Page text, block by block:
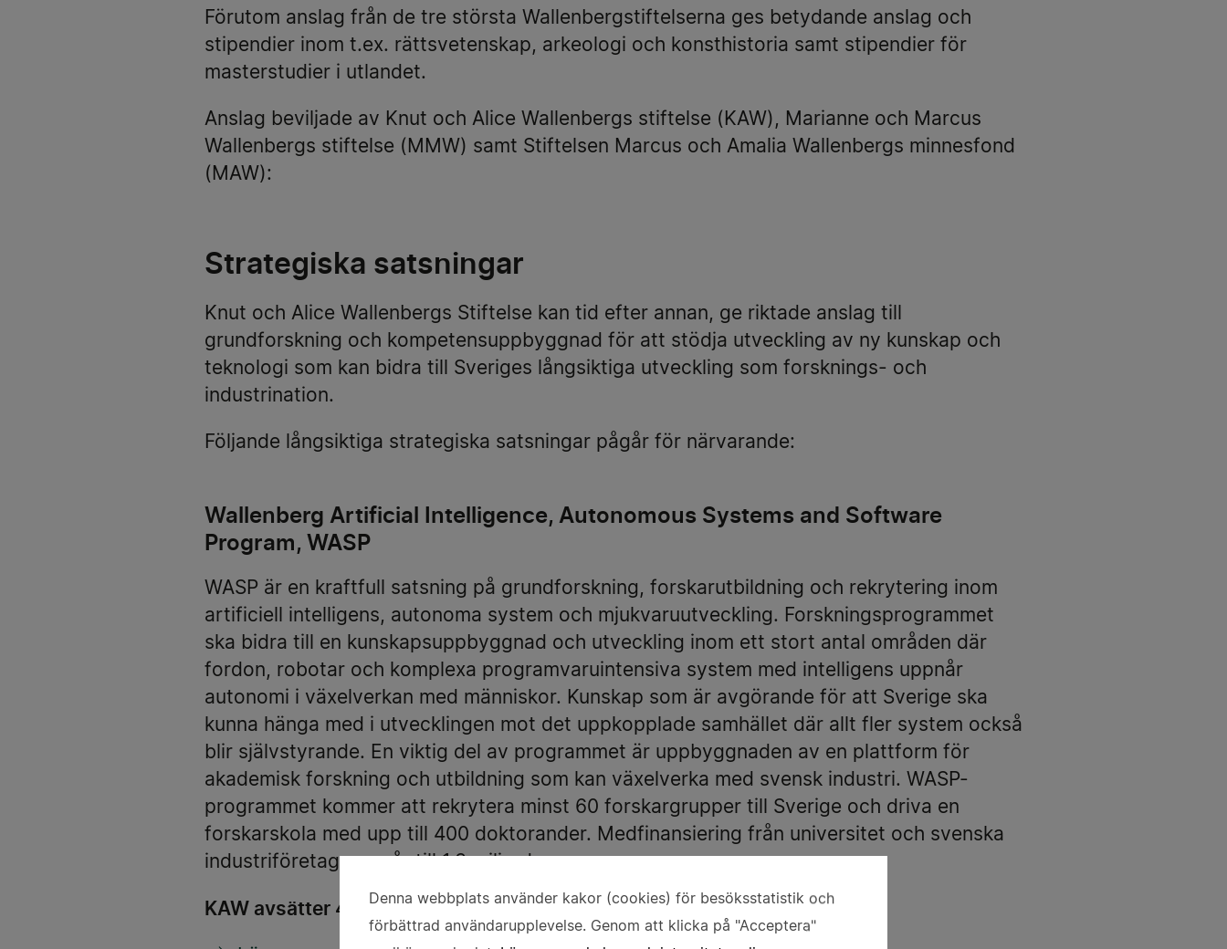
Förutom anslag från de tre största Wallenbergstiftelserna ges betydande anslag och
stipendier inom t.ex. rättsvetenskap, arkeologi och konsthistoria samt stipendier för
masterstudier i utlandet.
Anslag beviljade av Knut och Alice Wallenbergs stiftelse (KAW), Marianne och Marcus
Wallenbergs stiftelse (MMW) samt Stiftelsen Marcus och Amalia Wallenbergs minnesfond
(MAW):
Strategiska satsningar
Knut och Alice Wallenbergs Stiftelse kan tid efter annan, ge riktade anslag till
grundforskning och kompetensuppbyggnad för att stödja utveckling av ny kunskap och
teknologi som kan bidra till Sveriges långsiktiga utveckling som forsknings- och
industrination.
Följande långsiktiga strategiska satsningar pågår för närvarande:
Wallenberg Artificial Intelligence, Autonomous Systems and Software
Program, WASP
WASP är en kraftfull satsning på grundforskning, forskarutbildning och rekrytering inom
artificiell intelligens, autonoma system och mjukvaruutveckling. Forskningsprogrammet
ska bidra till en kunskapsuppbyggnad och utveckling inom ett stort antal områden där
fordon, robotar och komplexa programvaruintensiva system med intelligens uppnår
autonomi i växelverkan med människor. Kunskap som är avgörande för att Sverige ska
kunna hänga med i utvecklingen mot det uppkopplade samhället där allt fler system också
blir självstyrande. En viktig del av programmet är uppbyggnaden av en plattform för
akademisk forskning och utbildning som kan växelverka med svensk industri. WASP-
programmet kommer att rekrytera minst 60 forskargrupper till Sverige och driva en
forskarskola med upp till 400 doktorander. Medfinansiering från universitet och svenska
industriföretag uppgår till 1,3 miljarder.
KAW avsätter 4,2 miljarder kronor fram till 2029
Användning
Denna webbplats använder kakor (cookies) för besöksstatistik och
förbättrad användarupplevelse. Genom att klicka på "Acceptera"